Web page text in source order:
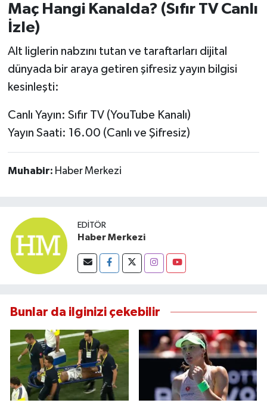
Maç Hangi Kanalda? (Sıfır TV Canlı
İzle)
Alt liglerin nabzını tutan ve taraftarları dijital
dünyada bir araya getiren şifresiz yayın bilgisi
kesinleşti:
Canlı Yayın: Sıfır TV (YouTube Kanalı)
Yayın Saati: 16.00 (Canlı ve Şifresiz)
Muhabir: Haber Merkezi
EDITÖR
Haber Merkezi
Bunlar da ilginizi çekebilir
SİYASET
SPOR
Susurluk
Trend
TÜRKİYE
YAŞAM